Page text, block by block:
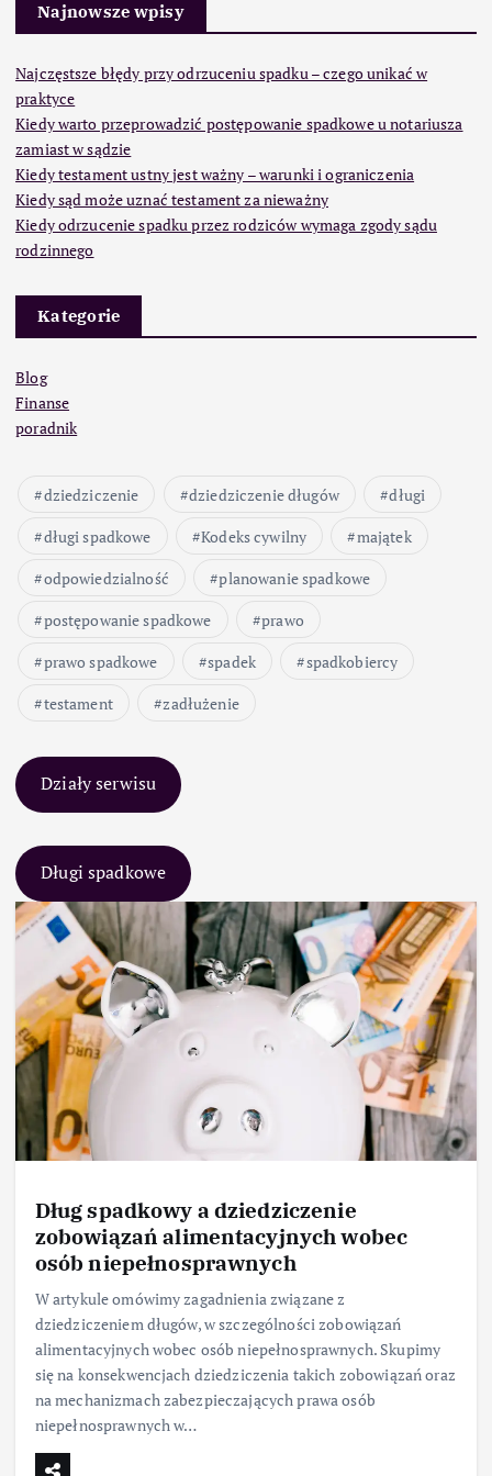
Najnowsze wpisy
Najczęstsze błędy przy odrzuceniu spadku – czego unikać w
praktyce
Kiedy warto przeprowadzić postępowanie spadkowe u notariusza
zamiast w sądzie
Kiedy testament ustny jest ważny – warunki i ograniczenia
Kiedy sąd może uznać testament za nieważny
Kiedy odrzucenie spadku przez rodziców wymaga zgody sądu
rodzinnego
Kategorie
Blog
Finanse
poradnik
dziedziczenie dziedziczenie długów
długi
długi spadkowe
Kodeks cywilny
majątek
odpowiedzialność
planowanie spadkowe
postępowanie spadkowe
prawo
prawo spadkowe
spadek
spadkobiercy
testament
zadłużenie
Działy serwisu
Długi spadkowe
Dług spadkowy a dziedziczenie
zobowiązań alimentacyjnych wobec
osób niepełnosprawnych
W artykule omówimy zagadnienia związane z
dziedziczeniem długów, w szczególności zobowiązań
alimentacyjnych wobec osób niepełnosprawnych. Skupimy
się na konsekwencjach dziedziczenia takich zobowiązań oraz
na mechanizmach zabezpieczających prawa osób
niepełnosprawnych w…